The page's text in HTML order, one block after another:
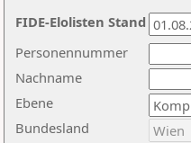
Nachname
Ebene
Personennummer
Bundesland
FIDE-Elolisten Stand